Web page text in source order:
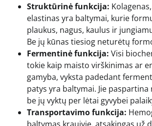
Struktūrinė funkcija:
elastinas yra baltymai, kurie
plaukus, nagus, kaulus ir
Be jų kūnas tiesiog neturėtų
Fermentinė funkcija: Visi
tokie kaip maisto virškinimas ar
gamyba, vyksta padedant
patys yra baltymai. Jie paspartina
be jų vyktų per lėtai gyvybei
Transportavimo funkcija: